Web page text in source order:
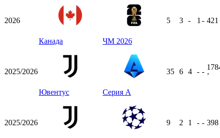
2026
Канада ЧМ 2026
5 3 - 1 - 421
2025/2026
Ювентус Серия А
35 6 4 - -
ʼ
2025/2026 9 2 1 - - 398